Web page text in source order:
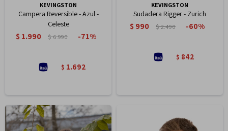
KEVINGSTON
Campera Reversible - Azul -
Celeste
$ 1.990 $6.990 71
$ 1.692
KEVINGSTON
Sudadera Rigger - Zurich
$990 $2.490 60
$ 842